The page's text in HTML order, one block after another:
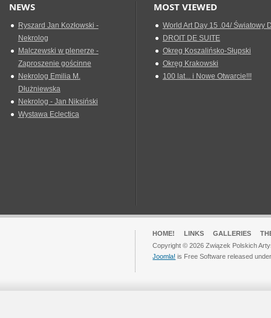
NEWS
Ryszard Jan Kozłowski -
Nekrolog
Malczewski w plenerze -
Zaproszenie gościnne
Nekrolog Emilia M.
Dłużniewska
Nekrolog - Jan Niksiński
Wystawa Eclectica
MOST VIEWED
World Art Day 15 .04/ Światowy
DROIT DE SUITE
Okreg Koszalińsko-Słupski
Okręg Krakowski
100 lat... i Nowe Otwarcie!!!
HOME! LINKS GALLERIES
Copyright © 2026 Związek Polskich
Joomla! is Free Software released